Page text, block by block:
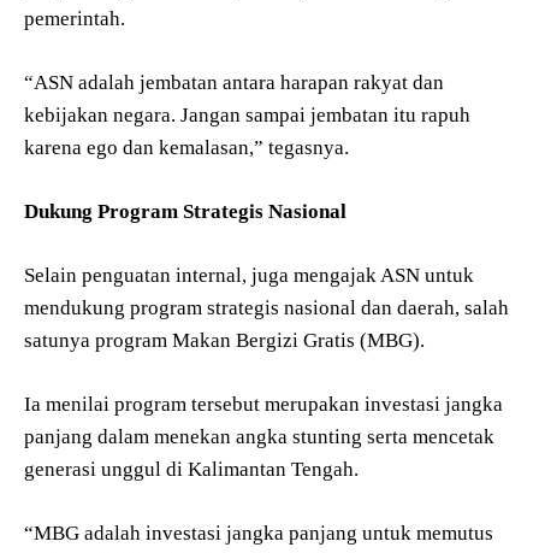
pemerintah.
“ASN adalah jembatan antara harapan rakyat dan
kebijakan negara. Jangan sampai jembatan itu rapuh
karena ego dan kemalasan,” tegasnya.
Dukung Program Strategis Nasional
Selain penguatan internal, juga mengajak ASN untuk
mendukung program strategis nasional dan daerah, salah
satunya program Makan Bergizi Gratis (MBG).
Ia menilai program tersebut merupakan investasi jangka
panjang dalam menekan angka stunting serta mencetak
generasi unggul di Kalimantan Tengah.
“MBG adalah investasi jangka panjang untuk memutus